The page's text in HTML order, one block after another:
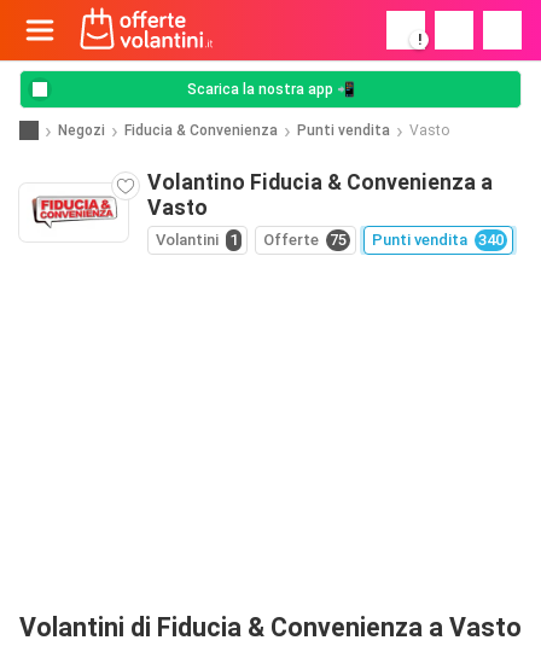
!
Scarica la nostra app 📲
Negozi Fiducia & Convenienza Punti vendita Vasto
Volantino Fiducia & Convenienza a
Vasto
Volantini 1 Offerte 75 Punti vendita 340
Volantini di Fiducia & Convenienza a Vasto